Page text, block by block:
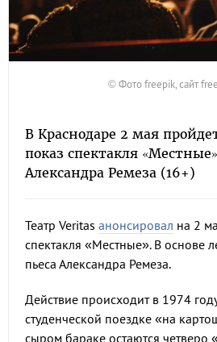
© Фото freepik, сайт
В Краснодаре 2 мая
показ спектакля
Александра Ремеза (16+)
Театр Veritas анонсировал на 2
спектакля «Местные». В основе
пьеса Александра Ремеза.
Действие происходит в 1974
студенческой поездке «на
сыром бараке остаются четверо